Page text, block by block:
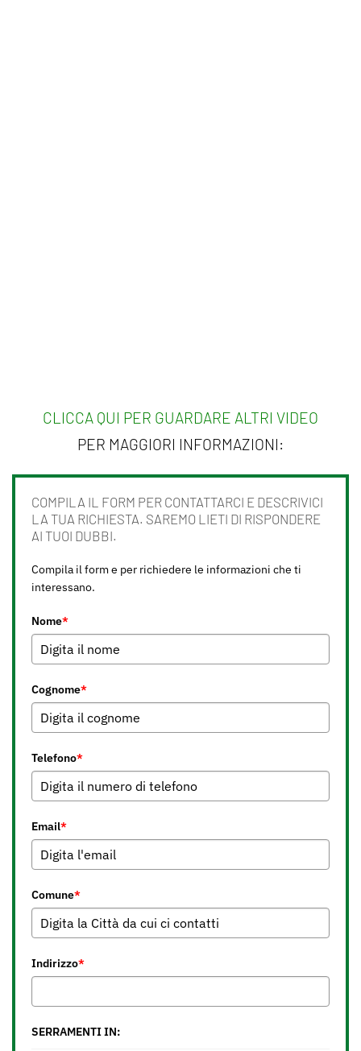
CLICCA QUI PER GUARDARE ALTRI VIDEO
PER MAGGIORI INFORMAZIONI:
COMPILA IL FORM PER CONTATTARCI E DESCRIVICI
LA TUA RICHIESTA. SAREMO LIETI DI RISPONDERE
AI TUOI DUBBI.
Compila il form e per richiedere le informazioni che ti
interessano.
Nome*
Cognome*
Telefono*
Email*
Comune*
Indirizzo*
SERRAMENTI IN: